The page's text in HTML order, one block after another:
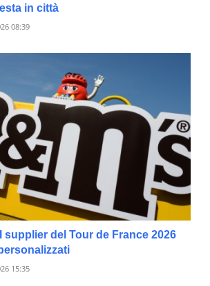
in città
08:39
supplier del Tour de France 2026
15:35